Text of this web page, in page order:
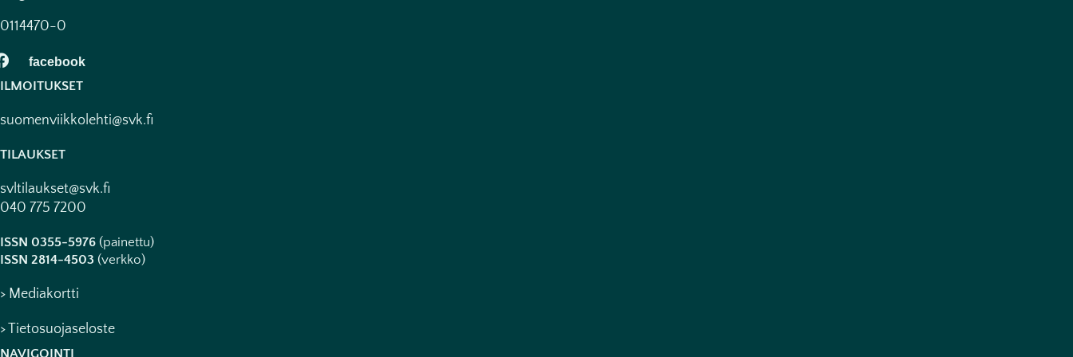
0114470-0
ILMOITUKSET
suomenviikkolehti@svk.fi
TILAUKSET
svltilaukset@svk.fi
040 775 7200
ISSN 0355-5976 (painettu)
ISSN 2814-4503 (verkko)
> Mediakortti
> Tietosuojaseloste
NAVIGOINTI